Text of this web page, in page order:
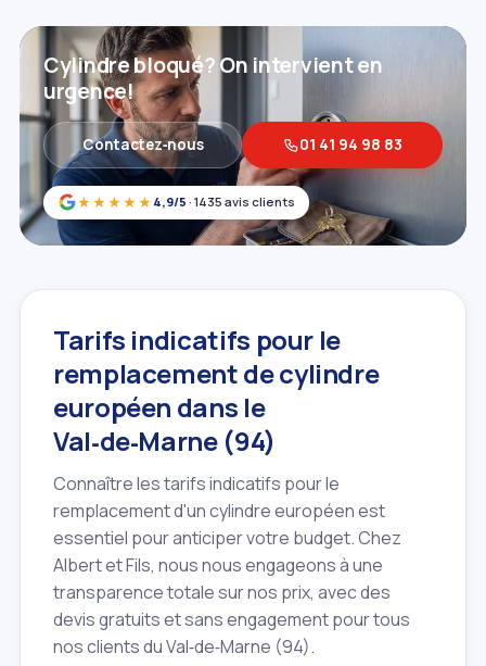
★★★★★ 4,9/5 · 1435 avis clients
Cylindre bloqué? On intervient en
urgence!
Contactez‑nous 01 41 94 98 83
Tarifs indicatifs pour le
remplacement de cylindre
européen dans le
Val‑de‑Marne (94)
Connaître les tarifs indicatifs pour le
remplacement d'un cylindre européen est
essentiel pour anticiper votre budget. Chez
Albert et Fils, nous nous engageons à une
transparence totale sur nos prix, avec des
devis gratuits et sans engagement pour tous
nos clients du Val‑de‑Marne (94).